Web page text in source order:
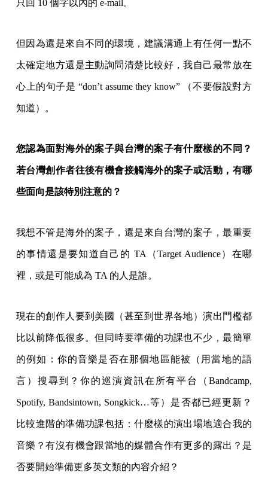
只回 10 個字以內的 e-mail。
但因為還是來自不同的環境，建議溝通上有任何一點不
太確定地方還是主動詢問清楚比較好，我自己最常放在
心上的句子是 “don’t assume they know” （不要假設對方
知道）。
您認為面對海外的案子與台灣的案子有什麼樣的不同？
若台灣創作者往後有機會接觸海外的案子或活動，有哪
些面向是該特別注意的？
我想不管是海外的案子，還是來自台灣的案子，最重要
的事情還是要知道自己的 TA（Target Audience）在哪
裡，或是可能成為 TA 的人是誰。
現在的創作人要到美國（甚至到世界各地）演出門檻都
比以前降低很多。但同時要準備的功課也不少，最簡單
的例如：你的音樂是否在那個地區能被（用當地的語
言）搜尋到？你的巡演資訊在所有平台（Bandcamp,
Spotify, Bandsintown, Songkick…等）是否都已經更新？
比較進階的準備功課包括：什麼樣的演出場地適合我的
音樂？有沒有機會跟當地的媒體合作有更多的露出？是
否要開始準備更多英文類的內容介紹？